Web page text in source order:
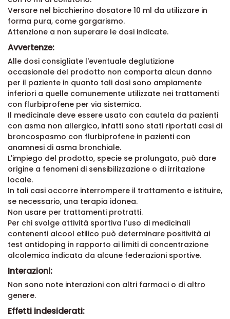
Versare nel bicchierino dosatore 10 ml da utilizzare in
forma pura, come gargarismo.
Attenzione a non superare le dosi indicate.
Avvertenze:
Alle dosi consigliate l'eventuale deglutizione
occasionale del prodotto non comporta alcun danno
per il paziente in quanto tali dosi sono ampiamente
inferiori a quelle comunemente utilizzate nei trattamenti
con flurbiprofene per via sistemica.
Il medicinale deve essere usato con cautela da pazienti
con asma non allergico, infatti sono stati riportati casi di
broncospasmo con flurbiprofene in pazienti con
anamnesi di asma bronchiale.
L'impiego del prodotto, specie se prolungato, può dare
origine a fenomeni di sensibilizzazione o di irritazione
locale.
In tali casi occorre interrompere il trattamento e istituire,
se necessario, una terapia idonea.
Non usare per trattamenti protratti.
Per chi svolge attività sportiva l'uso di medicinali
contenenti alcool etilico può determinare positività ai
test antidoping in rapporto ai limiti di concentrazione
alcolemica indicata da alcune federazioni sportive.
Interazioni:
Non sono note interazioni con altri farmaci o di altro
genere.
Effetti indesiderati: